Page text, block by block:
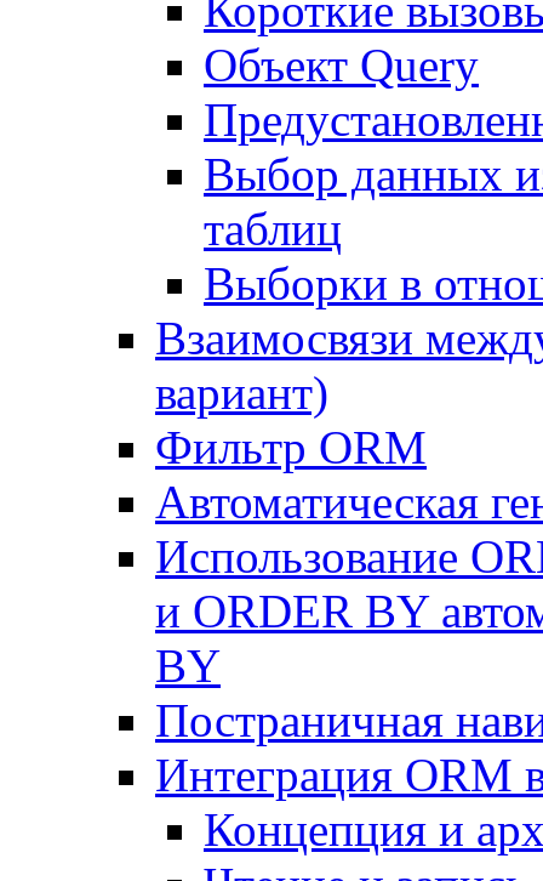
Объект Query
Выбор данных
таблиц
Выборки в
Взаимосвязи
вариант)
Фильтр ORM
Автоматическая
Использование
и ORDER BY
BY
Постраничная
Интеграция ORM
Концепция и